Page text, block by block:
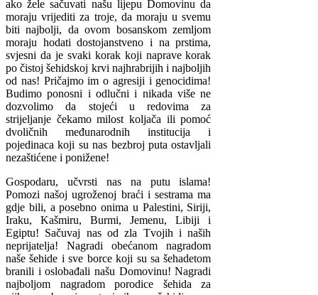
ako žele sačuvati našu lijepu Domovinu da
moraju vrijediti za troje, da moraju u svemu
biti najbolji, da ovom bosanskom zemljom
moraju hodati dostojanstveno i na prstima,
svjesni da je svaki korak koji naprave korak
po čistoj šehidskoj krvi najhrabrijih i najboljih
od nas! Pričajmo im o agresiji i genocidima!
Budimo ponosni i odlučni i nikada više ne
dozvolimo da stojeći u redovima za
strijeljanje čekamo milost koljača ili pomoć
dvoličnih međunarodnih institucija i
pojedinaca koji su nas bezbroj puta ostavljali
nezaštićene i ponižene!
Gospodaru, učvrsti nas na putu islama!
Pomozi našoj ugroženoj braći i sestrama ma
gdje bili, a posebno onima u Palestini, Siriji,
Iraku, Kašmiru, Burmi, Jemenu, Libiji i
Egiptu! Sačuvaj nas od zla Tvojih i naših
neprijatelja! Nagradi obećanom nagradom
naše šehide i sve borce koji su sa šehadetom
branili i oslobađali našu Domovinu! Nagradi
najboljom nagradom porodice šehida za